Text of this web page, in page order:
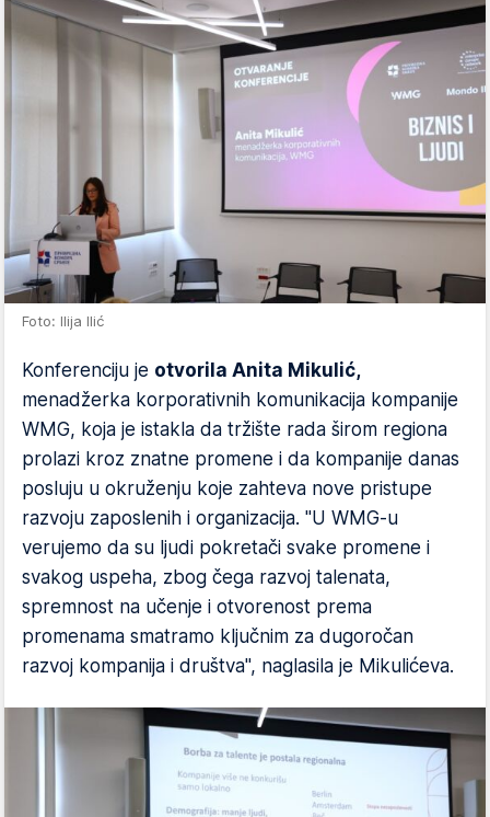
Foto: Ilija Ilić
Konferenciju je otvorila Anita Mikulić,
menadžerka korporativnih komunikacija kompanije
WMG, koja je istakla da tržište rada širom regiona
prolazi kroz znatne promene i da kompanije danas
posluju u okruženju koje zahteva nove pristupe
razvoju zaposlenih i organizacija. "U WMG-u
verujemo da su ljudi pokretači svake promene i
svakog uspeha, zbog čega razvoj talenata,
spremnost na učenje i otvorenost prema
promenama smatramo ključnim za dugoročan
razvoj kompanija i društva", naglasila je Mikulićeva.